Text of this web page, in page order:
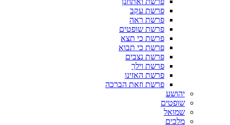
פרשת עקב
פרשת ראה
פרשת שופטים
פרשת כי תצא
פרשת כי תבוא
פרשת נצבים
פרשת וילך
פרשת האזינו
פרשת וזאת הברכה
יהושע
שופטים
שמואל
מלכים